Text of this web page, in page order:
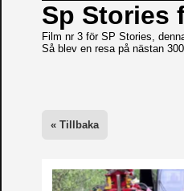
Sp Stories
Film nr 3 för SP Stories,
Så blev en resa på nästan